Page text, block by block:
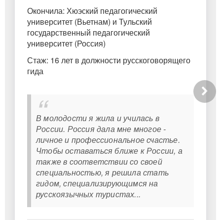
Окончила: Хюэский педагогический
университет (Вьетнам) и Тульский
государственный педагогический
университет (Россия)
Стаж: 16 лет в должности русскоговорящего
гида
В молодости я жила и училась в
России. Россия дала мне многое -
личное и профессиональное счастье.
Чтобы оставаться ближе к России, а
также в соответствии со своей
специальностью, я решила стать
гидом, специализирующимся на
русскоязычных туристах...